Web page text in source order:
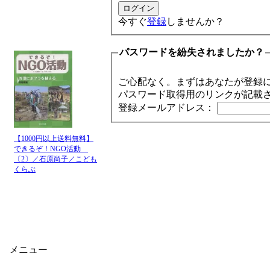
【1000円以上送料無料】
できるぞ！NGO活動
〔2〕／石原尚子／こども
くらぶ
メニュー
今すぐ登録しませんか？
パスワードを紛失されましたか？
ご心配なく。まずはあなたが登録
パスワード取得用のリンクが記載
登録メールアドレス：